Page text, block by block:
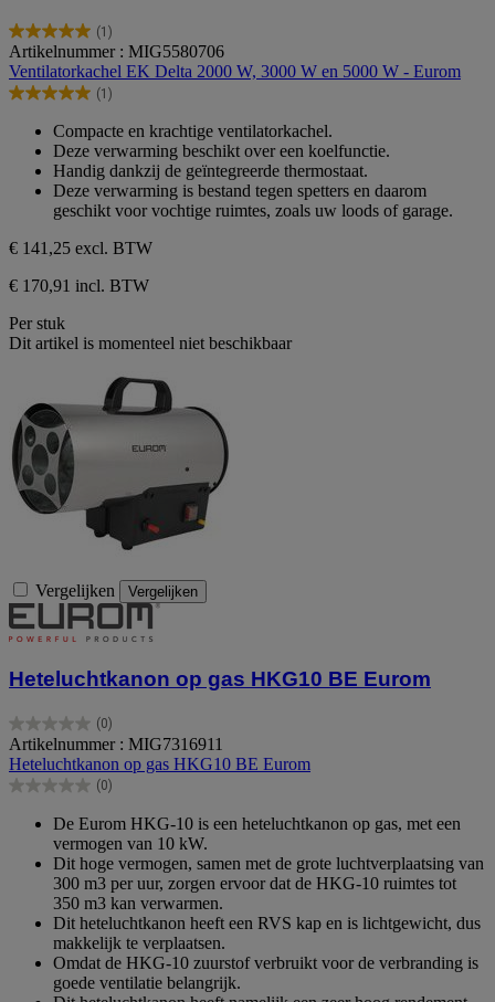
(1)
5.0
van
de
5
beoordeling
Artikelnummer : MIG5580706
Ventilatorkachel EK Delta 2000 W, 3000 W en 5000 W - Eurom
(1)
5.0
sterren.
beoordeling
Compacte en krachtige ventilatorkachel.
Deze verwarming beschikt over een koelfunctie.
Handig dankzij de geïntegreerde thermostaat.
Deze verwarming is bestand tegen spetters en daarom
geschikt voor vochtige ruimtes, zoals uw loods of garage.
€ 141,25 excl. BTW
€ 170,91 incl. BTW
Per stuk
Dit artikel is momenteel niet beschikbaar
Vergelijken Vergelijken
Heteluchtkanon op gas HKG10 BE Eurom
(0)
0.0
van
de
5
Artikelnummer : MIG7316911
Heteluchtkanon op gas HKG10 BE Eurom
(0)
0.0
sterren.
De Eurom HKG-10 is een heteluchtkanon op gas, met een
vermogen van 10 kW.
Dit hoge vermogen, samen met de grote luchtverplaatsing van
300 m3 per uur, zorgen ervoor dat de HKG-10 ruimtes tot
350 m3 kan verwarmen.
Dit heteluchtkanon heeft een RVS kap en is lichtgewicht, dus
makkelijk te verplaatsen.
Omdat de HKG-10 zuurstof verbruikt voor de verbranding is
goede ventilatie belangrijk.